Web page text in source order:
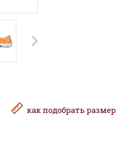
какподобрать размер